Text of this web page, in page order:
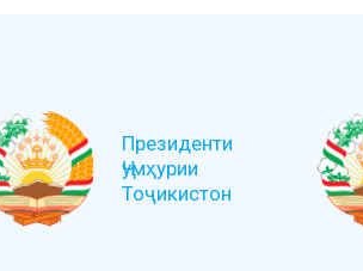
Президенти
Ҷумҳурии
Тоҷикистон